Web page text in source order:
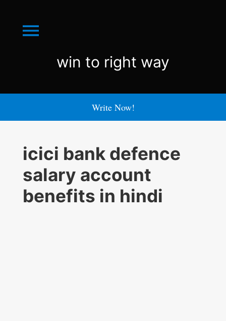
Menu
win
right
win to right way
Write Now!
icici bank defence
salary account
benefits in hindi